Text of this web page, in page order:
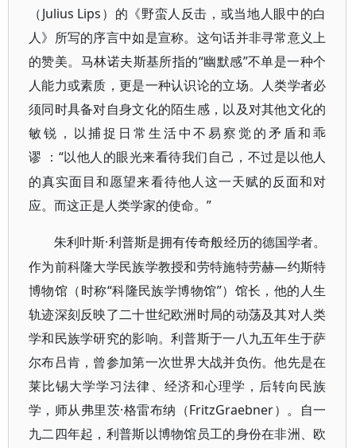
（Julius Lips）的《野蛮人反击，或当地人眼中的白
人》所写的序言中如是宣称。这句话并非寻常意义上
的赞美。马林诺夫斯基所指的“幽默感”不单是一种个
人能力或素质，更是一种认识论的立场。人类学者必
须同时具备对自身文化的陌生感，以及对其他文化的
敏锐，以捕捉日常生活中不易察觉的矛盾和乖
谬
： “以他人的眼光来看待我们自己，不过是以他人
的真实面目和愿望来看待他人这一天赋的反面和对
应。而这正是人类学家的使命。”
朱利叶斯·利普斯是拥有传奇般经历的德国学者。
作为前科隆大学民族学教授和劳特施特劳赫—约斯特
博物馆（时称“科隆民族学博物馆”）馆长，他的人生
轨迹深刻反映了二十世纪欧洲时局的动荡及其对人类
学和民族学研究的影响。利普斯于一八九五年生于萨
尔布吕肯，曾参加第一次世界大战并负伤。他先是在
莱比锡大学学习法律、经济和心理学，后转向民族
学，师从弗里茨·格雷布纳（FritzGraebner）。自一
九二四年起，利普斯以博物馆员工的身份在非洲、欧